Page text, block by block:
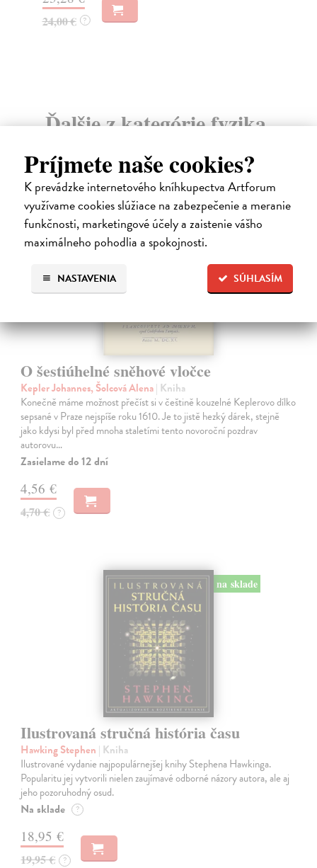
Príjmete naše cookies?
K prevádzke internetového kníhkupectva Artforum
využívame cookies slúžiace na zabezpečenie a meranie
funkčnosti, marketingové účely a zaistenie vášho
maximálneho pohodlia a spokojnosti.
SÚHLASÍM
NASTAVENIA
24,00 € ?
Ďalšie z kategórie fyzika,
astronómia
O šestiúhelné sněhové vločce
Kepler Johannes, Šolcová Alena| Kniha
Konečně máme možnost přečíst si v češtině kouzelné Keplerovo dílko
sepsané v Praze nejspíše roku 1610. Je to jistě hezký dárek, stejně
jako kdysi byl před mnoha staletími tento novoroční pozdrav
autorovu…
Zasielame do 12 dní
4,56 €
4,70 € ?
na sklade
Ilustrovaná stručná história času
Hawking Stephen | Kniha
Ilustrované vydanie najpopulárnejšej knihy Stephena Hawkinga.
Popularitu jej vytvorili nielen zaujímavé odborné názory autora, ale aj
jeho pozoruhodný osud.
Na sklade ?
18,95 €
19,95 € ?